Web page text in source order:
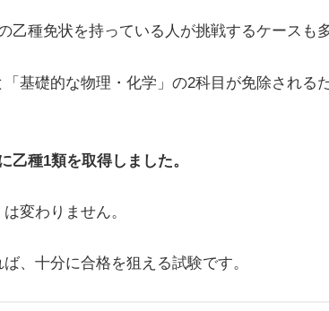
乙種免状を持っている人が挑戦するケースも
基礎的な物理・化学」の2科目が免除される
乙種1類を取得しました。
変わりません。
、十分に合格を狙える試験です。